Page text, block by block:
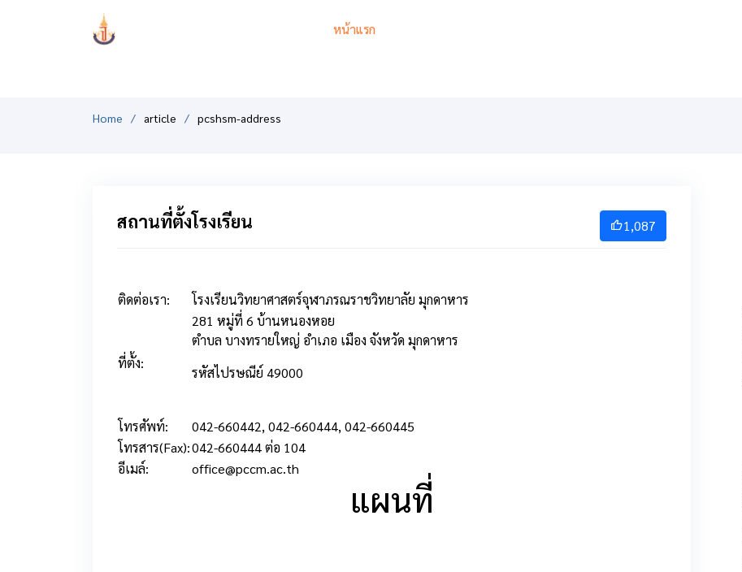
หน้าแรก
Home article pcshsm-address
1,087
สถานที่ตั้งโรงเรียน
ติดต่อเรา: โรงเรียนวิทยาศาสตร์จุฬาภรณราชวิทยาลัย มุกดาหาร
ที่ตั้ง:
281 หมู่ที่ 6 บ้านหนองหอย
ตำบล บางทรายใหญ่ อำเภอ เมือง จังหวัด มุกดาหาร
รหัสไปรษณีย์ 49000
โทรศัพท์:
042-660442, 042-660444, 042-660445
โทรสาร(Fax):042-660444 ต่อ 104
อีเมล์:
office@pccm.ac.th
แผนที่